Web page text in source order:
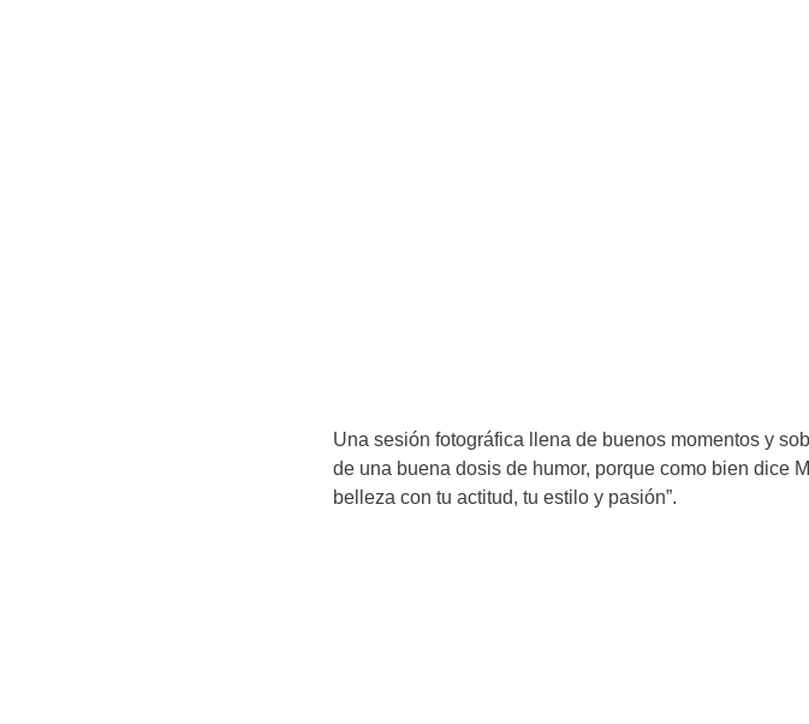
Una sesión fotográfica llena de buenos momentos y
de una buena dosis de humor, porque como bien dice
belleza con tu actitud, tu estilo y pasión”.